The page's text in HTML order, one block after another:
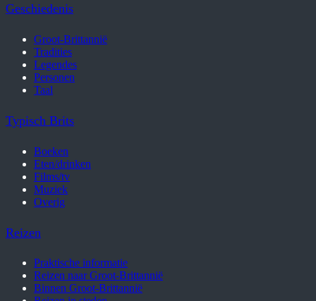
Geschiedenis
Groot-Brittannië
Tradities
Legendes
Personen
Taal
Typisch Brits
Boeken
Eten/drinken
Films/tv
Muziek
Overig
Reizen
Praktische informatie
Reizen naar Groot-Brittannië
Binnen Groot-Brittannië